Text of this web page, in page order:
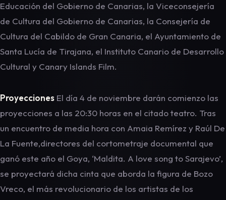
Educación del Gobierno de Canarias, la Viceconsejería
de Cultura del Gobierno de Canarias, la Consejería de
Cultura del Cabildo de Gran Canaria, el Ayuntamiento de
Santa Lucía de Tirajana, el Instituto Canario de Desarrollo
Cultural y Canary Islands Film.
Proyecciones El día 4 de noviembre darán comienzo las
proyecciones a las 20:30 horas en el citado teatro. Tras
un encuentro de media hora con Amaia Remírez y Raúl De
La Fuente,directores del cortometraje documental que
ganó este año el Goya, ‘Maldita. A love song to Sarajevo’,
se proyectará dicha cinta que aborda la figura de Bozo
Vreco, el más revolucionario de los artistas de los